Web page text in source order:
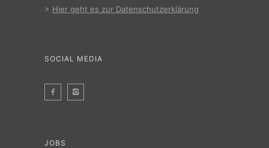
> Hier geht es zur Datenschutzerklärung
SOCIAL MEDIA
JOBS